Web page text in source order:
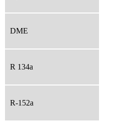
DME
R 134a
R-152a